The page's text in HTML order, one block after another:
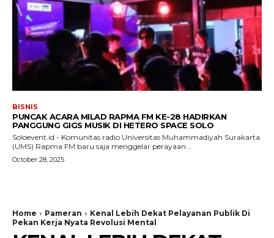
BISNIS
PUNCAK ACARA MILAD RAPMA FM KE-28 HADIRKAN
PANGGUNG GIGS MUSIK DI HETERO SPACE SOLO
Soloevent.id - Komunitas radio Universitas Muhammadiyah Surakarta
(UMS) Rapma FM baru saja menggelar perayaan...
October 28, 2025